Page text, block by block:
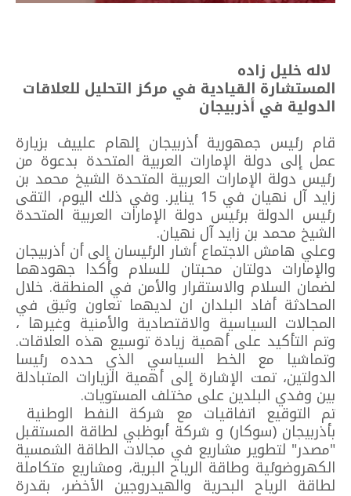
لاله خليل زاده
المستشارة القيادية في مركز التحليل للعلاقات
الدولية في أذربيجان
قام رئيس جمهورية أذربيجان إلهام علييف بزيارة
عمل إلى دولة الإمارات العربية المتحدة بدعوة من
رئيس دولة الإمارات العربية المتحدة الشيخ محمد بن
زايد آل نهيان في 15 يناير. وفي ذلك اليوم، التقى
رئيس الدولة برئيس دولة الإمارات العربية المتحدة
الشيخ محمد بن زايد آل نهيان.
وعلي هامش الاجتماع أشار الرئيسان إلى أن أذربيجان
والإمارات دولتان محبتان للسلام وأكدا جهودهما
لضمان السلام والاستقرار والأمن في المنطقة. خلال
المحادثة أفاد البلدان ان لديهما تعاون وثيق في
المجالات السياسية والاقتصادية والأمنية وغيرها ،
وتم التأكيد على أهمية زيادة توسيع هذه العلاقات.
وتماشيا مع الخط السياسي الذي حدده رئيسا
الدولتين، تمت الإشارة إلى أهمية الزيارات المتبادلة
بين وفدي البلدين على مختلف المستويات.
تم التوقيع اتفاقيات مع شركة النفط الوطنية
بأذربيجان (سوكار) و شركة أبوظبي لطاقة المستقبل
"مصدر" لتطوير مشاريع في مجالات الطاقة الشمسية
الكهروضوئية وطاقة الرياح البرية، ومشاريع متكاملة
لطاقة الرياح البحرية والهيدروجين الأخضر، بقدرة